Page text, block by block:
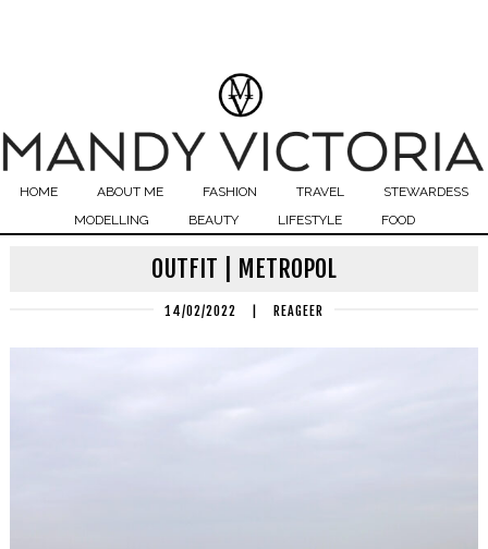
HOME ABOUT ME FASHION TRAVEL
STEWARDESS
MODELLING
BEAUTY LIFESTYLE FOOD
OUTFIT | METROPOL
14/02/2022 REAGEER